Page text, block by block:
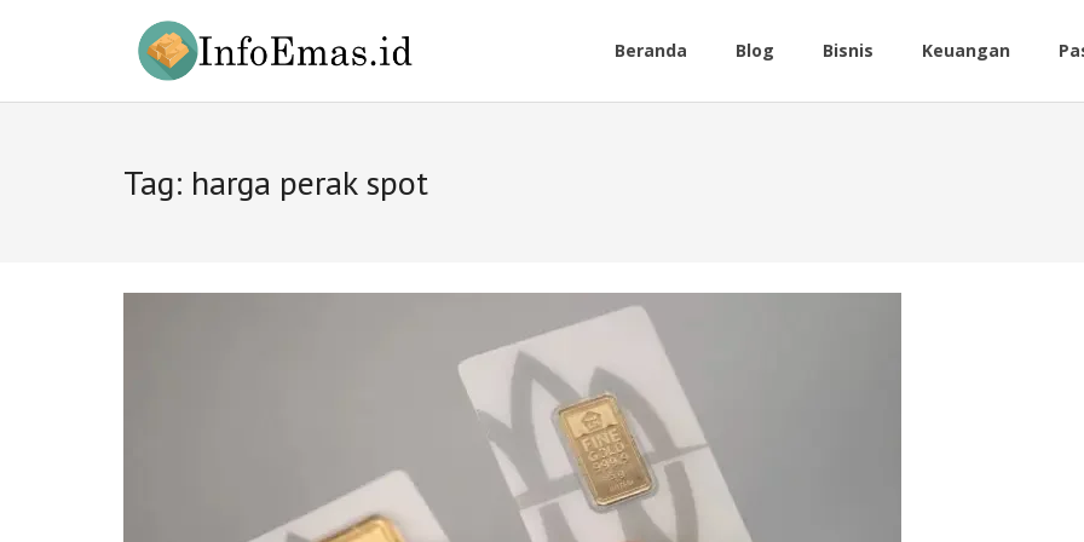
Beranda Blog Bisnis Keuangan
Tag: harga perak spot